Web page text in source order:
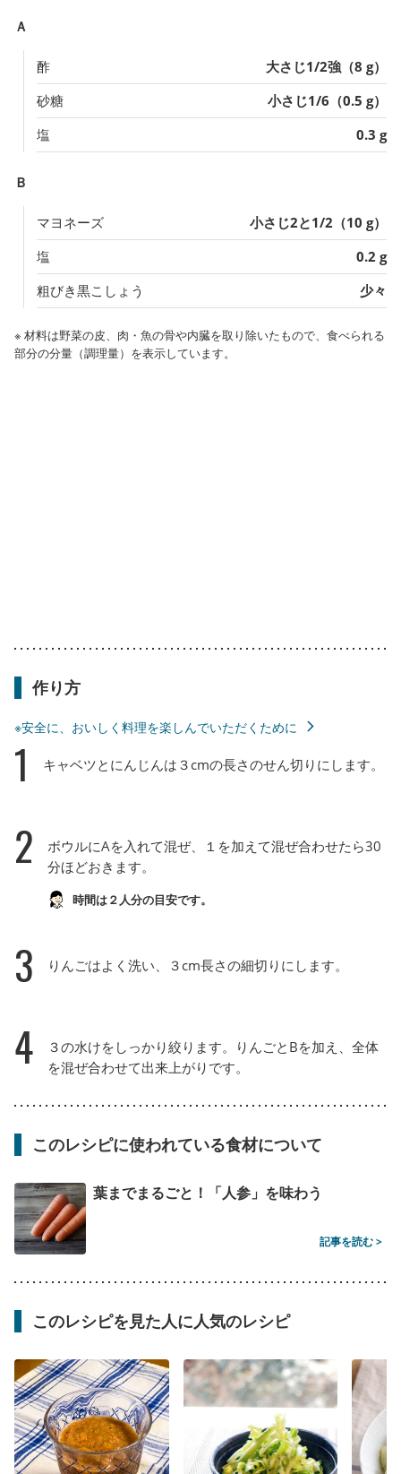
Ａ
酢
大さじ1/2強（8 g）
砂糖
小さじ1/6（0.5 g）
塩
0.3 g
Ｂ
マヨネーズ
小さじ2と1/2（10 g）
塩
0.2 g
粗びき黒こしょう
少々
※ 材料は野菜の皮、肉・魚の骨や内臓を取り除いたもので、食べられる
部分の分量（調理量）を表示しています。
作り方
※安全に、おいしく料理を楽しんでいただくために
1 キャベツとにんじんは３cmの長さのせん切りにします。
2
ボウルにAを入れて混ぜ、１を加えて混ぜ合わせたら30
分ほどおきます。
時間は２人分の目安です。
3 りんごはよく洗い、３cm長さの細切りにします。
4
３の水けをしっかり絞ります。りんごとBを加え、全体
を混ぜ合わせて出来上がりです。
このレシピに使われている食材について
葉までまるごと！「人参」を味わう
記事を読む >
このレシピを見た人に人気のレシピ